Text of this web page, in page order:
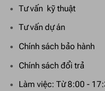
Tư vấn kỹ thuật
Tư vấn dự án
Chính sách bảo hành
Chính sách đổi trả
Làm việc: Từ 8:00 -